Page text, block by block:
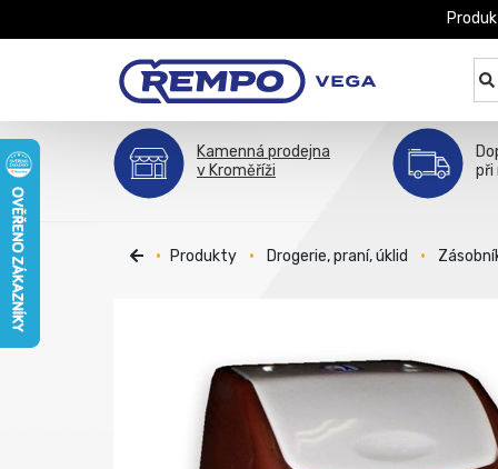
Kamenná prodejna
v Kroměříži
při
Produkty Drogerie, praní, úklid